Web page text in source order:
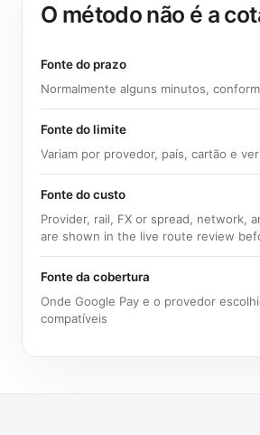
O método não é a
Fonte do prazo
Normalmente alguns minutos,
Fonte do limite
Variam por provedor, país, cartão e
Fonte do custo
Provider, rail, FX or spread, network,
are shown in the live route review
Fonte da cobertura
Onde Google Pay e o provedor
compatíveis